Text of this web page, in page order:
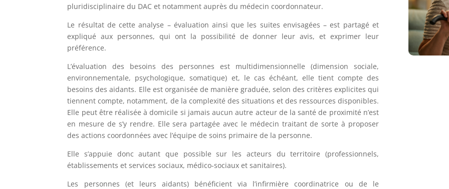
pluridisciplinaire du DAC et notamment auprès du médecin coordonnateur.
Le résultat de cette analyse – évaluation ainsi que les suites envisagées – est partagé et
expliqué aux personnes, qui ont la possibilité de donner leur avis, et exprimer leur
préférence.
L’évaluation des besoins des personnes est multidimensionnelle (dimension sociale,
environnementale, psychologique, somatique) et, le cas échéant, elle tient compte des
besoins des aidants. Elle est organisée de manière graduée, selon des critères explicites qui
tiennent compte, notamment, de la complexité des situations et des ressources disponibles.
Elle peut être réalisée à domicile si jamais aucun autre acteur de la santé de proximité n’est
en mesure de s’y rendre. Elle sera partagée avec le médecin traitant de sorte à proposer
des actions coordonnées avec l’équipe de soins primaire de la personne.
Elle s’appuie donc autant que possible sur les acteurs du territoire (professionnels,
établissements et services sociaux, médico-sociaux et sanitaires).
Les personnes (et leurs aidants) bénéficient via l’infirmière coordinatrice ou de le